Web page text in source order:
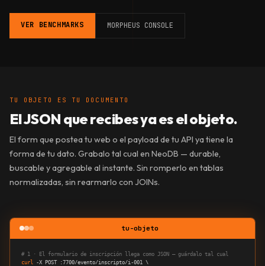
VER BENCHMARKS MORPHEUS CONSOLE
TU OBJETO ES TU DOCUMENTO
El JSON que recibesya es el objeto.
El form que postea tu web o el payload de tu API ya tiene la
forma de tu dato. Grabalo tal cual en NeoDB — durable,
buscable y agregable al instante. Sin romperlo en tablas
normalizadas, sin rearmarlo con JOINs.
tu-objeto
# 1 · El formulario de inscripción llega como JSON — guárdalo tal cual
curl
-X POST :7700/evento/inscripto/i-001 \